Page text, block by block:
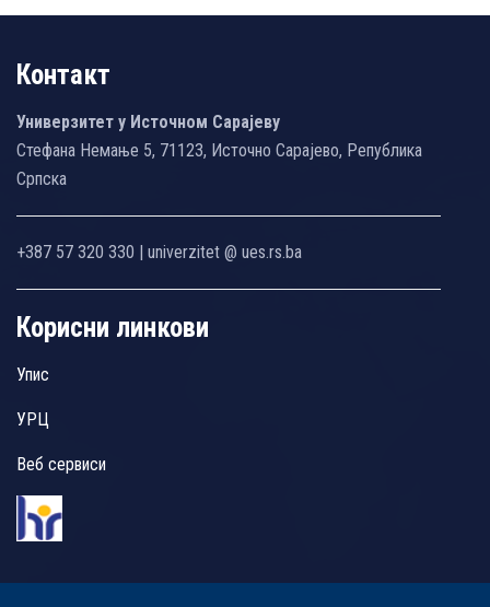
Контакт
Универзитет у Источном Сарајеву
Стефана Немање 5, 71123, Источно Сарајево, Република
Српска
+387 57 320 330 | univerzitet @ ues.rs.ba
Корисни линкови
Упис
УРЦ
Веб сервиси